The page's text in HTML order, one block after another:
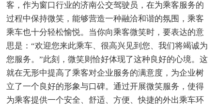
客，作为窗口行业的济南公交驾驶员，在为乘客服务的
过程中保持微笑，能够营造一种融洽和谐的氛围，乘客
乘车也十分轻松愉悦。当你向乘客微笑时，要表达的意
思是：“欢迎您来此乘车、很高兴见到您、我们将竭诚为
您服务。”此刻，微笑则恰好体现了这种良好的心境。这
就在无形中提高了乘客对企业服务的满意度，为企业树
立了一个良好的形象与口碑。通过开展微笑服务，使得
为乘客提供一个安全、舒适、方便、快捷的外出乘车环